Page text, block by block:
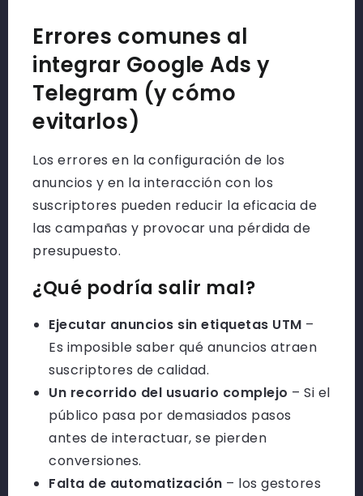
Errores comunes al
integrar Google Ads y
Telegram (y cómo
evitarlos)
Los errores en la configuración de los
anuncios y en la interacción con los
suscriptores pueden reducir la eficacia de
las campañas y provocar una pérdida de
presupuesto.
¿Qué podría salir mal?
Ejecutar anuncios sin etiquetas UTM –
Es imposible saber qué anuncios atraen
suscriptores de calidad.
Un recorrido del usuario complejo – Si el
público pasa por demasiados pasos
antes de interactuar, se pierden
conversiones.
Falta de automatización – los gestores